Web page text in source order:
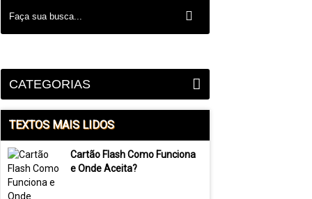
CATEGORIAS
TEXTOS MAIS LIDOS
Cartão Flash Como Funciona
e Onde Aceita?